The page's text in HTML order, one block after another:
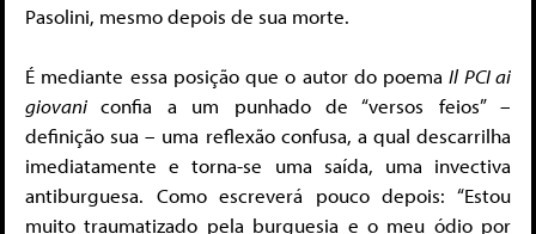
Pasolini, mesmo depois de sua morte.
É mediante essa posição que o autor do poemaIl PCI ai
giovaniconfia a um punhado de “versos feios” –
definição sua – uma reflexão confusa, a qual descarrilha
imediatamente e torna-se uma saída, uma invectiva
antiburguesa. Como escreverá pouco depois: “Estou
muito traumatizado pela burguesia e o meu ódio por